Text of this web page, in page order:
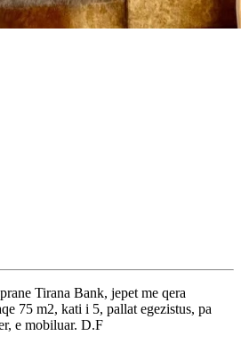
Tirana Bank, jepet me qera
75 m2, kati i 5, pallat egezistus, pa
e mobiluar. D.F